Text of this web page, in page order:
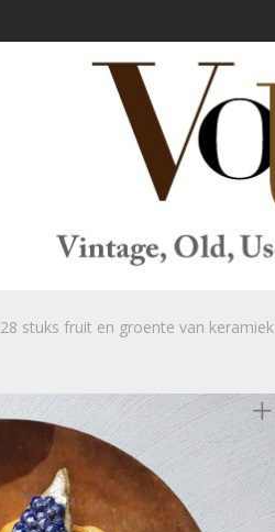
28 stuks fruit en groente van keramiek